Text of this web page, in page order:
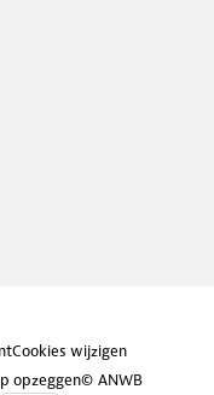
Cookies wijzigen
opzeggen© ANWB